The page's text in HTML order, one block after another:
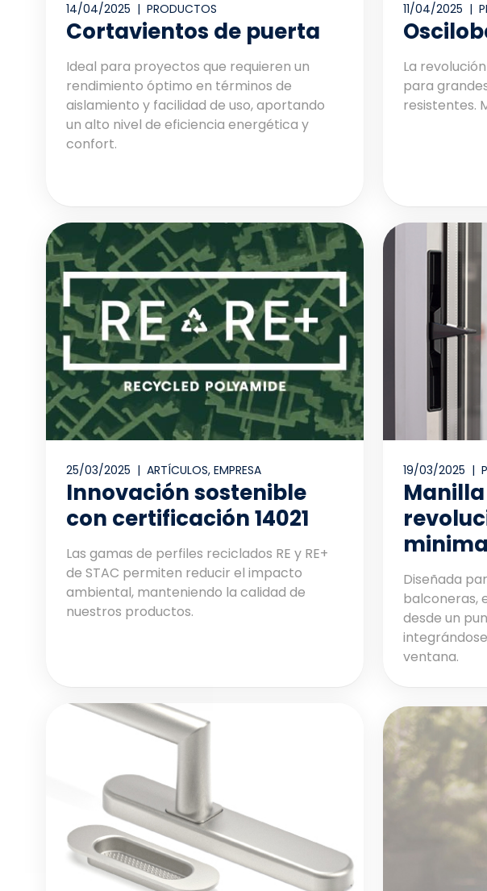
14/04/2025 | PRODUCTOS
Cortavientos de puerta
Ideal para proyectos que requieren un
rendimiento óptimo en términos de
aislamiento y facilidad de uso, aportando
un alto nivel de eficiencia energética y
confort.
11/04/2025 |
La
para
resistentes.
25/03/2025 | ARTÍCULOS, EMPRESA
Innovación sostenible
con certificación 14021
Las gamas de perfiles reciclados RE y RE+
de STAC permiten reducir el impacto
ambiental, manteniendo la calidad de
nuestros productos.
19/03/2025 |
Manilla
Diseñada
balconeras,
desde un
ventana.